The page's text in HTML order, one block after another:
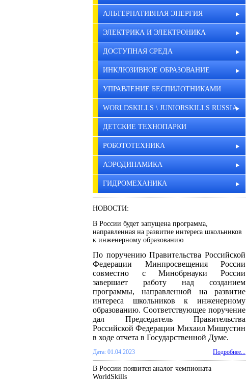
АЛЬТЕРНАТИВНАЯ ЭНЕРГИЯ
ЭЛЕКТРИКА И ЭЛЕКТРОНИКА
ДОСТУПНАЯ СРЕДА
ИНКЛЮЗИВНОЕ ОБРАЗОВАНИЕ
УПРАВЛЕНИЕ БЕСПИЛОТНИКАМИ
WORLDSKILLS \ JUNIORSKILLS RUSSIA
ДЕТСКИЕ ТЕХНОПАРКИ
РОБОТОТЕХНИКА
АЭРОДИНАМИКА
ГИДРОМЕХАНИКА
НОВОСТИ:
В России будет запущена программа,
направленная на развитие интереса школьников
к инженерному образованию
По поручению Правительства Российской
Федерации Минпросвещения России
совместно с Минобрнауки России
завершает работу над созданием
программы, направленной на развитие
интереса школьников к инженерному
образованию. Соответствующее поручение
дал Председатель Правительства
Российской Федерации Михаил Мишустин
в ходе отчета в Государственной Думе.
Дата: 01.04.2023 Подробнее...
В России появится аналог чемпионата
WorldSkills